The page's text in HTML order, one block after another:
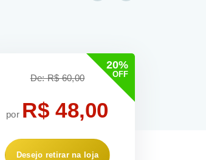
20%
OFF
De: R$ 60,00
por R$ 48,00
Desejo retirar na loja